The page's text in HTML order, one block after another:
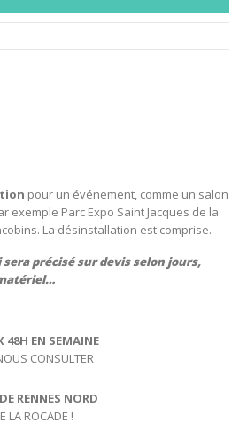
pour un événement, comme un salon
exemple Parc Expo Saint Jacques de la
La désinstallation est comprise.
précisé sur devis selon jours,
48H EN SEMAINE
CONSULTER
RENNES NORD
LA ROCADE !